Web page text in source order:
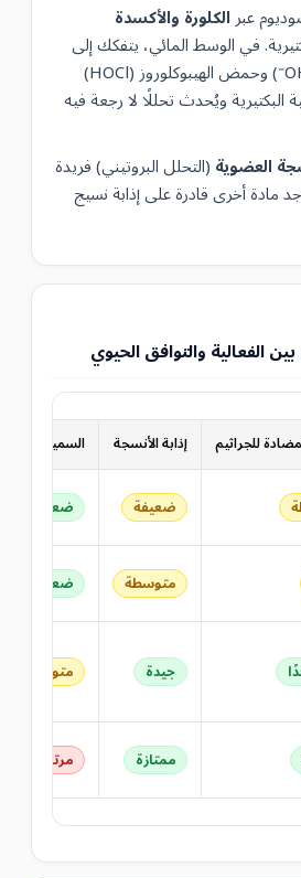
عبرالكلورة والأكسدة
في الوسط المائي، يتفكك إلى
أيونات هيدروكسيل (OH⁻) وحمض الهيبوكلوروز (HOCl)
البكتيرية ويُحدث تحللًا لا رجعة فيه
العضوية(التحلل البروتيني) فريدة
مادة أخرى قادرة على إذابة نسيج
الفعالية والتوافق الحيوي
للجراثيم إذابة الأنسجة السمية حول
ضعيفة ضعيفة جدًا
متوسطة ضعيفة
جيدة متوسطة
ممتازة مرتفعة